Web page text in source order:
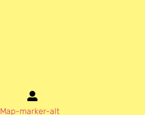
Map-marker-alt